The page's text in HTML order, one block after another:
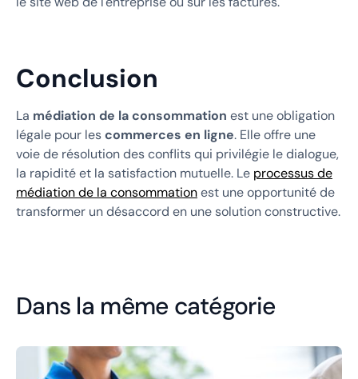
Conclusion
La médiation de la consommation est une obligation
légale pour lescommerces en ligne. Elle offre une
voie de résolution des conflits qui privilégie le dialogue,
la rapidité et la satisfaction mutuelle. Le processus de
médiation de la consommationest une opportunité de
transformer un désaccord en une solution constructive.
Dans la même catégorie